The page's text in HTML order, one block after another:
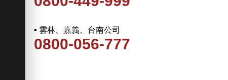
▪ 雲林、嘉義、台南公司
0800-056-777